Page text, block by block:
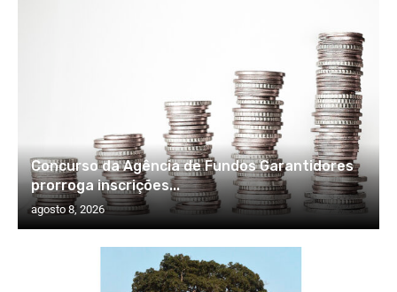
Concurso da Agência de Fundos Garantidores
prorroga inscrições...
agosto 8, 2026